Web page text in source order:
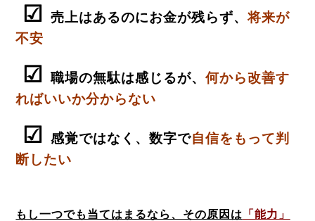
☑売上はあるのにお金が残らず、将来が
不安
☑職場の無駄は感じるが、 何から改善す
ればいいか分からない
☑感覚ではなく、数字で自信をもって判
断したい
もし一つでも当てはまるなら、その原因は 「能力」